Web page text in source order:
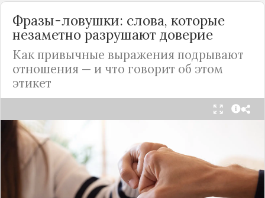
Фразы-ловушки: слова, которые
незаметно разрушают доверие
Как привычные выражения подрывают
отношения — и что говорит об этом
этикет
Мы часто думаем, что доверие рушится из-за
серьёзных предательств. Но на самом деле оно
трещит по швам гораздо раньше — в момент,
когда в разговоре звучит невинная на первый
взгляд фраза. Подробнее об этом рассказывает
«Этикет и психология общения» на Дзене.